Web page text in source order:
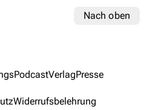
Nach oben
PodcastVerlagPresse
Widerrufsbelehrung